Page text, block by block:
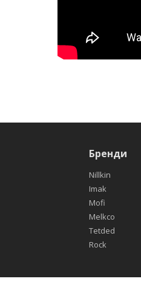
Бренди
Nillkin
Imak
Mofi
Melkco
Tetded
Rock